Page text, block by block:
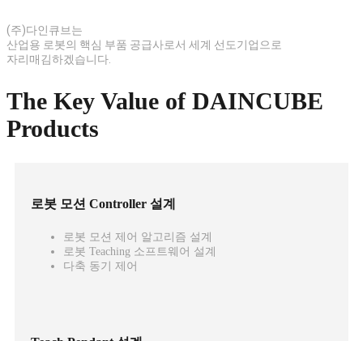
(주)다인큐브는
산업용 로봇의 핵심 부품 공급사로서 세계 선도기업으로
자리매김하겠습니다.
The Key Value of DAINCUBE
Products
로봇 모션 Controller 설계
로봇 모션 제어 알고리즘 설계
로봇 Teaching 소프트웨어 설계
다축 동기 제어